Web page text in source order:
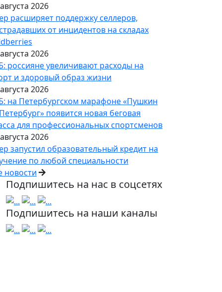
2026
расширяет поддержку селлеров,
от инцидентов на складах
2026
россияне увеличивают расходы на
и здоровый образ жизни
2026
на Петербургском марафоне «Пушкин
появится новая беговая
для профессиональных спортсменов
2026
запустил образовательный кредит на
по любой специальности
новости
Подпишитесь на нас в соцсетях
Подпишитесь на наши каналы